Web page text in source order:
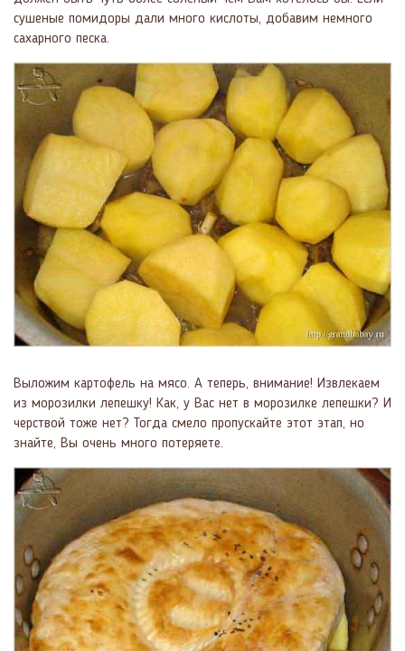
сушеные помидоры дали много кислоты, добавим немного
сахарного песка.
Выложим картофель на мясо. А теперь, внимание! Извлекаем
из морозилки лепешку! Как, у Вас нет в морозилке лепешки? И
черствой тоже нет? Тогда смело пропускайте этот этап, но
знайте, Вы очень много потеряете.